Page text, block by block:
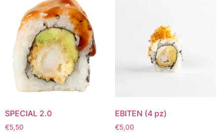
SPECIAL 2.0
€5,50
EBITEN (4 pz)
€5,00